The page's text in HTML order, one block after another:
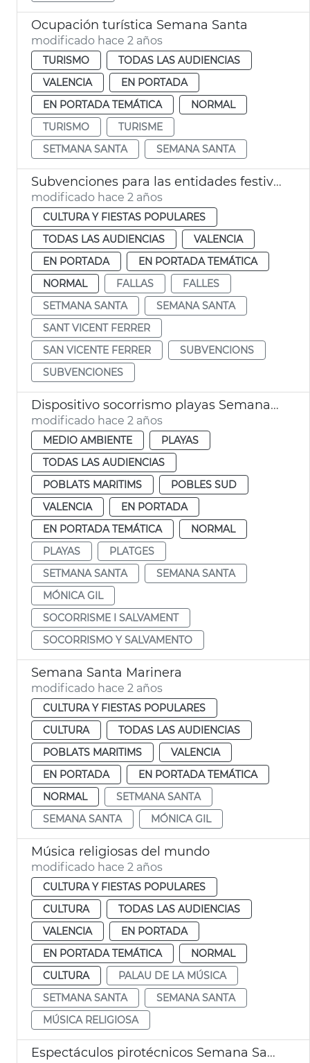
Ocupación turística Semana Santa
modificado hace 2 años
TURISMO
TODAS LAS AUDIENCIAS
VALENCIA
EN PORTADA
EN PORTADA TEMÁTICA
NORMAL
TURISMO
TURISME
SETMANA SANTA
SEMANA SANTA
Subvenciones para las entidades festivas aniversario
modificado hace 2 años
CULTURA Y FIESTAS POPULARES
TODAS LAS AUDIENCIAS
VALENCIA
EN PORTADA
EN PORTADA TEMÁTICA
NORMAL
FALLAS
FALLES
SETMANA SANTA
SEMANA SANTA
SANT VICENT FERRER
SAN VICENTE FERRER
SUBVENCIONS
SUBVENCIONES
Dispositivo socorrismo playas Semana Santa
modificado hace 2 años
MEDIO AMBIENTE
PLAYAS
TODAS LAS AUDIENCIAS
POBLATS MARITIMS
POBLES SUD
VALENCIA
EN PORTADA
EN PORTADA TEMÁTICA
NORMAL
PLAYAS
PLATGES
SETMANA SANTA
SEMANA SANTA
MÓNICA GIL
SOCORRISME I SALVAMENT
SOCORRISMO Y SALVAMENTO
Semana Santa Marinera
modificado hace 2 años
CULTURA Y FIESTAS POPULARES
CULTURA
TODAS LAS AUDIENCIAS
POBLATS MARITIMS
VALENCIA
EN PORTADA
EN PORTADA TEMÁTICA
NORMAL
SETMANA SANTA
SEMANA SANTA
MÓNICA GIL
Música religiosas del mundo
modificado hace 2 años
CULTURA Y FIESTAS POPULARES
CULTURA
TODAS LAS AUDIENCIAS
VALENCIA
EN PORTADA
EN PORTADA TEMÁTICA
NORMAL
CULTURA
PALAU DE LA MÚSICA
SETMANA SANTA
SEMANA SANTA
MÚSICA RELIGIOSA
Espectáculos pirotécnicos Semana Santa